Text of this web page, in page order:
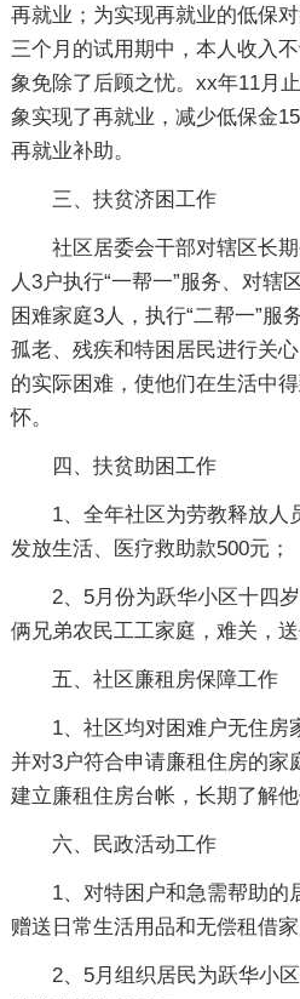
再就业；为实现再就业的低保
三个月的试用期中，本人收入
象免除了后顾之忧。xx年11月
象实现了再就业，减少低保金
再就业补助。
三、扶贫济困工作
社区居委会干部对辖区长期
人3户执行“一帮一”服务、对辖
困难家庭3人，执行“二帮一”服
孤老、残疾和特困居民进行关
的实际困难，使他们在生活中
怀。
四、扶贫助困工作
1、全年社区为劳教释放人
发放生活、医疗救助款500元；
2、5月份为跃华小区十四岁
俩兄弟农民工工家庭，难关，送
五、社区廉租房保障工作
1、社区均对困难户无住房
并对3户符合申请廉租住房的家
建立廉租住房台帐，长期了解
六、民政活动工作
1、对特困户和急需帮助的
赠送日常生活用品和无偿租借家
2、5月组织居民为跃华小区